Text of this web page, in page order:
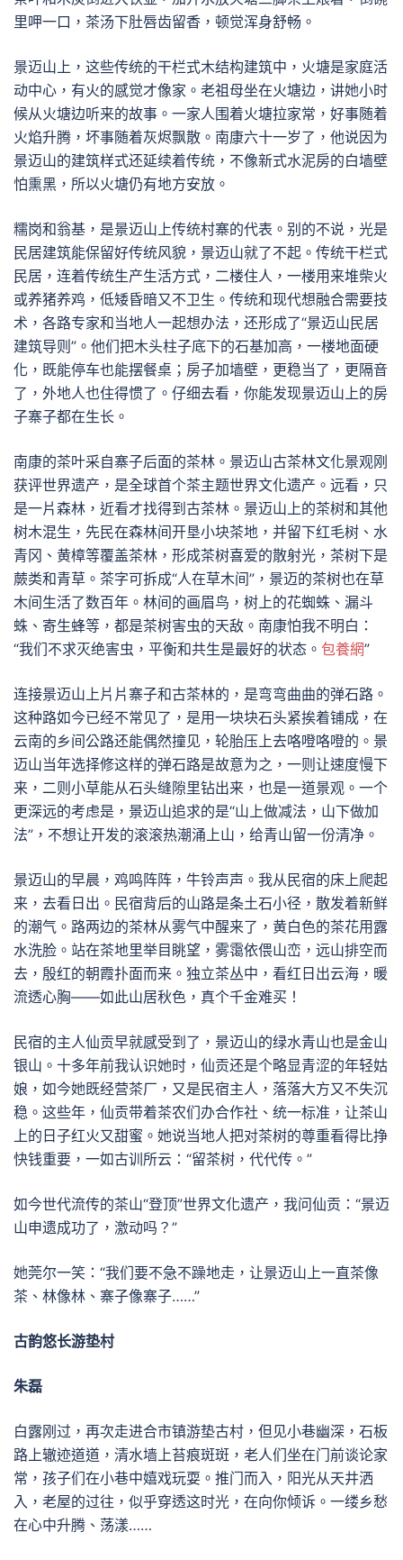
里呷一口，茶汤下肚唇齿留香，顿觉浑身舒畅。
景迈山上，这些传统的干栏式木结构建筑中，火塘是家庭活
动中心，有火的感觉才像家。老祖母坐在火塘边，讲她小时
候从火塘边听来的故事。一家人围着火塘拉家常，好事随着
火焰升腾，坏事随着灰烬飘散。南康六十一岁了，他说因为
景迈山的建筑样式还延续着传统，不像新式水泥房的白墙壁
怕熏黑，所以火塘仍有地方安放。
糯岗和翁基，是景迈山上传统村寨的代表。别的不说，光是
民居建筑能保留好传统风貌，景迈山就了不起。传统干栏式
民居，连着传统生产生活方式，二楼住人，一楼用来堆柴火
或养猪养鸡，低矮昏暗又不卫生。传统和现代想融合需要技
术，各路专家和当地人一起想办法，还形成了“景迈山民居
建筑导则”。他们把木头柱子底下的石基加高，一楼地面硬
化，既能停车也能摆餐桌；房子加墙壁，更稳当了，更隔音
了，外地人也住得惯了。仔细去看，你能发现景迈山上的房
子寨子都在生长。
南康的茶叶采自寨子后面的茶林。景迈山古茶林文化景观刚
获评世界遗产，是全球首个茶主题世界文化遗产。远看，只
是一片森林，近看才找得到古茶林。景迈山上的茶树和其他
树木混生，先民在森林间开垦小块茶地，并留下红毛树、水
青冈、黄樟等覆盖茶林，形成茶树喜爱的散射光，茶树下是
蕨类和青草。茶字可拆成“人在草木间”，景迈的茶树也在草
木间生活了数百年。林间的画眉鸟，树上的花蜘蛛、漏斗
蛛、寄生蜂等，都是茶树害虫的天敌。南康怕我不明白：
“我们不求灭绝害虫，平衡和共生是最好的状态。 包養網”
连接景迈山上片片寨子和古茶林的，是弯弯曲曲的弹石路。
这种路如今已经不常见了，是用一块块石头紧挨着铺成，在
云南的乡间公路还能偶然撞见，轮胎压上去咯噔咯噔的。景
迈山当年选择修这样的弹石路是故意为之，一则让速度慢下
来，二则小草能从石头缝隙里钻出来，也是一道景观。一个
更深远的考虑是，景迈山追求的是“山上做减法，山下做加
法”，不想让开发的滚滚热潮涌上山，给青山留一份清净。
景迈山的早晨，鸡鸣阵阵，牛铃声声。我从民宿的床上爬起
来，去看日出。民宿背后的山路是条土石小径，散发着新鲜
的潮气。路两边的茶林从雾气中醒来了，黄白色的茶花用露
水洗脸。站在茶地里举目眺望，雾霭依偎山峦，远山排空而
去，殷红的朝霞扑面而来。独立茶丛中，看红日出云海，暖
流透心胸——如此山居秋色，真个千金难买！
民宿的主人仙贡早就感受到了，景迈山的绿水青山也是金山
银山。十多年前我认识她时，仙贡还是个略显青涩的年轻姑
娘，如今她既经营茶厂，又是民宿主人，落落大方又不失沉
稳。这些年，仙贡带着茶农们办合作社、统一标准，让茶山
上的日子红火又甜蜜。她说当地人把对茶树的尊重看得比挣
快钱重要，一如古训所云：“留茶树，代代传。”
如今世代流传的茶山“登顶”世界文化遗产，我问仙贡：“景迈
山申遗成功了，激动吗？”
她莞尔一笑：“我们要不急不躁地走，让景迈山上一直茶像
茶、林像林、寨子像寨子……”
古韵悠长游垫村
朱磊
白露刚过，再次走进合市镇游垫古村，但见小巷幽深，石板
路上辙迹道道，清水墙上苔痕斑斑，老人们坐在门前谈论家
常，孩子们在小巷中嬉戏玩耍。推门而入，阳光从天井洒
入，老屋的过往，似乎穿透这时光，在向你倾诉。一缕乡愁
在心中升腾、荡漾……